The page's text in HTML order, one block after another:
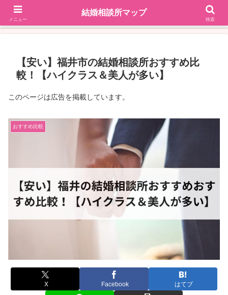
掲載依頼はこちら
【安い】福井市の結婚相談所おすすめ比
較！【ハイクラス＆美人が多い】
このページは広告を掲載しています。
おすすめ比較
X Facebook はてブ
メニュー
結婚相談所マップ
検索